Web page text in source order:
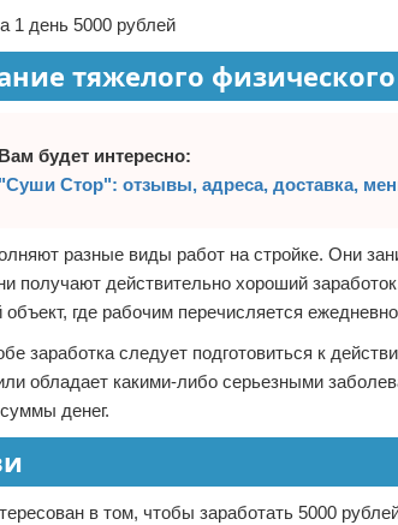
тяжелого
Вам будет интересно:
"Суши Стор": отзывы, адреса, доставка,
разные виды работ на стройке. Они
получают действительно хороший
объект, где рабочим перечисляется
заработка следует подготовиться к
обладает какими-либо серьезными
денег.
в том, чтобы заработать 5000